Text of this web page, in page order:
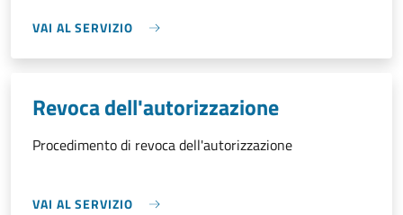
VAI AL SERVIZIO
Revoca dell'autorizzazione
Procedimento di revoca dell'autorizzazione
VAI AL SERVIZIO